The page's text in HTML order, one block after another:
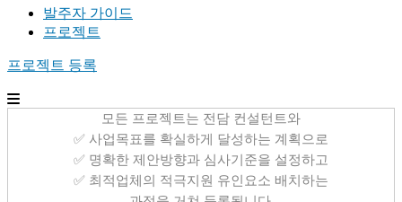
발주자 가이드
프로젝트
프로젝트 등록
모든 프로젝트는 전담 컨설턴트와
✅ 사업목표를 확실하게 달성하는 계획으로
✅ 명확한 제안방향과 심사기준을 설정하고
✅ 최적업체의 적극지원 유인요소 배치하는